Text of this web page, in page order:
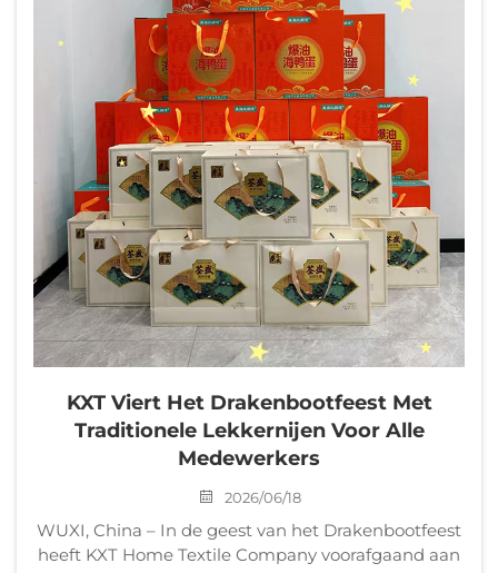
KXT Viert Het Drakenbootfeest Met
Traditionele Lekkernijen Voor Alle
Medewerkers
2026/06/18
WUXI, China – In de geest van het Drakenbootfeest
heeft KXT Home Textile Company voorafgaand aan